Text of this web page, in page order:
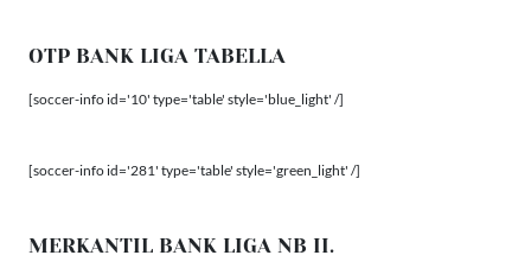
OTP BANK LIGA TABELLA
[soccer-info id='10' type='table' style='blue_light' /]
[soccer-info id='281' type='table' style='green_light' /]
MERKANTIL BANK LIGA NB II.